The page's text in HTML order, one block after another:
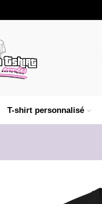
T-shirt personnalisé